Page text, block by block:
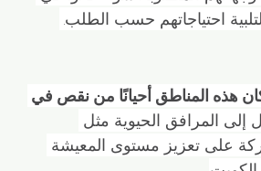
احتياجاتهم حسب الطلب.
هذه المناطق أحيانًا من نقص في
إلى المرافق الحيوية مثل
على تعزيز مستوى المعيشة